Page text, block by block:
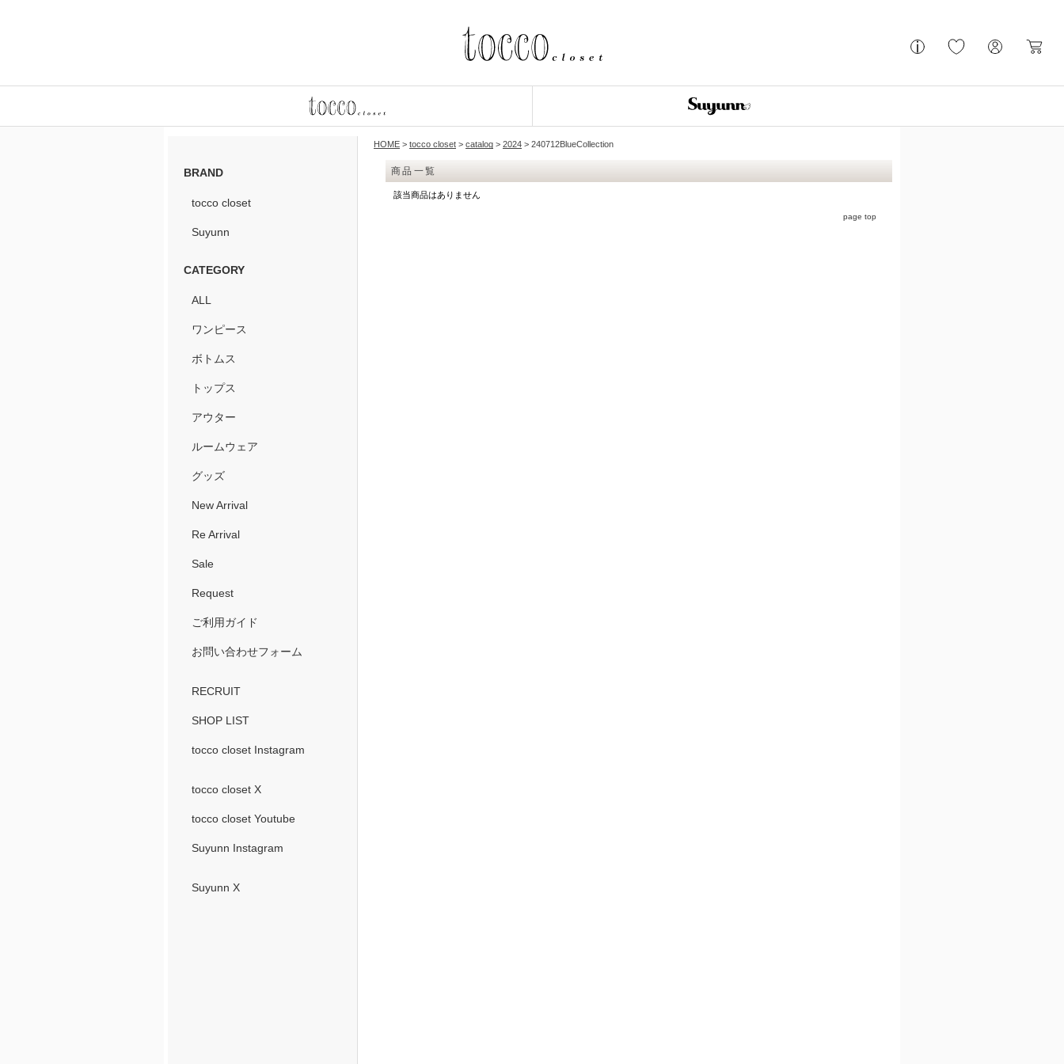
BRAND
tocco closet
Suyunn
CATEGORY
ALL
ワンピース
ボトムス
トップス
アウター
ルームウェア
グッズ
New Arrival
Re Arrival
Sale
Request
ご利用ガイド
お問い合わせフォーム
RECRUIT
SHOP LIST
tocco closet Instagram
tocco closet X
tocco closet Youtube
Suyunn Instagram
Suyunn X
HOME > tocco closet > catalog > 2024 > 240712BlueCollection
商品一覧
該当商品はありません
page top